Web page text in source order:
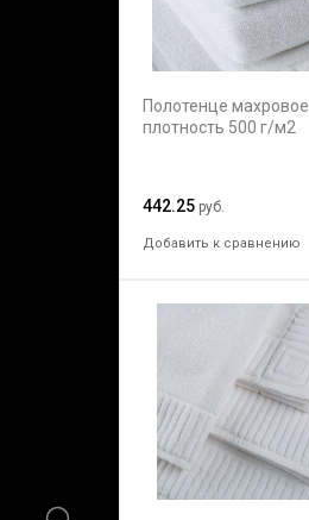
Полотенце махровое
плотность 500 г/м2
442.25 руб.
Добавить к сравнению